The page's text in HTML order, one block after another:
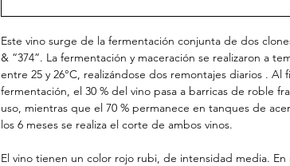
Este vino surge de la fermentación conjunta de dos
& “374”. La fermentación y maceración se realizaron a
entre 25 y 26°C, realizándose dos remontajes diarios . Al
fermentación, el 30 % del vino pasa a barricas de roble
uso, mientras que el 70 % permanece en tanques de
los 6 meses se realiza el corte de ambos vinos.
El vino tienen un color rojo rubi, de intensidad media. En